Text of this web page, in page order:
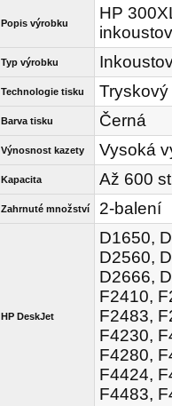
Popis výrobku
HP
Typ výrobku
Technologie tisku Tryskový
Barva tisku Černá
Výnosnost kazety Vysoká
Kapacita Až 600
Zahrnuté množství 2-balení
HP DeskJet
D1650,
D2560,
D2666,
F2410,
F2483,
F4230,
F4280,
F4424,
F4483,